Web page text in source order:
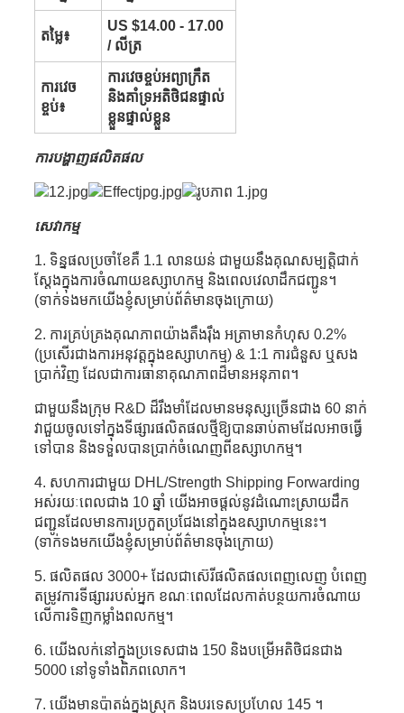
តម្លៃ៖
US $14.00 - 17.00
/ លីត្រ
ការវេច
ខ្ចប់៖
ការវេចខ្ចប់អព្យាក្រឹត
និងគាំទ្រអតិថិជនផ្ទាល់
ខ្លួនផ្ទាល់ខ្លួន
ការបង្ហាញផលិតផល
សេវាកម្ម
1. ទិន្នផលប្រចាំខែគឺ 1.1 លានយន់ ជាមួយនឹងគុណសម្បត្តិជាក់
ស្តែងក្នុងការចំណាយឧស្សាហកម្ម និងពេលវេលាដឹកជញ្ជូន។
(ទាក់ទងមកយើងខ្ញុំសម្រាប់ព័ត៌មានចុងក្រោយ)
2. ការគ្រប់គ្រងគុណភាពយ៉ាងតឹងរ៉ឹង អត្រាមានកំហុស 0.2%
(ប្រសើរជាងការអនុវត្តក្នុងឧស្សាហកម្ម) & 1:1 ការជំនួស ឬសង
ប្រាក់វិញ ដែលជាការធានាគុណភាពដ៏មានអនុភាព។
ជាមួយនឹងក្រុម R&D ដ៏រឹងមាំដែលមានមនុស្សច្រើនជាង 60 នាក់
វាជួយចូលទៅក្នុងទីផ្សារផលិតផលថ្មីឱ្យបានឆាប់តាមដែលអាចធ្វើ
ទៅបាន និងទទួលបានប្រាក់ចំណេញពីឧស្សាហកម្ម។
4. សហការជាមួយ DHL/Strength Shipping Forwarding
អស់រយៈពេលជាង 10 ឆ្នាំ យើងអាចផ្តល់នូវដំណោះស្រាយដឹក
ជញ្ជូនដែលមានការប្រកួតប្រជែងនៅក្នុងឧស្សាហកម្មនេះ។
(ទាក់ទងមកយើងខ្ញុំសម្រាប់ព័ត៌មានចុងក្រោយ)
5. ផលិតផល 3000+ ដែលជាស៊េរីផលិតផលពេញលេញ បំពេញ
តម្រូវការទីផ្សាររបស់អ្នក ខណៈពេលដែលកាត់បន្ថយការចំណាយ
លើការទិញកម្លាំងពលកម្ម។
6. យើងលក់នៅក្នុងប្រទេសជាង 150 និងបម្រើអតិថិជនជាង
5000 នៅទូទាំងពិភពលោក។
7. យើងមានប៉ាតង់ក្នុងស្រុក និងបរទេសប្រហែល 145 ។